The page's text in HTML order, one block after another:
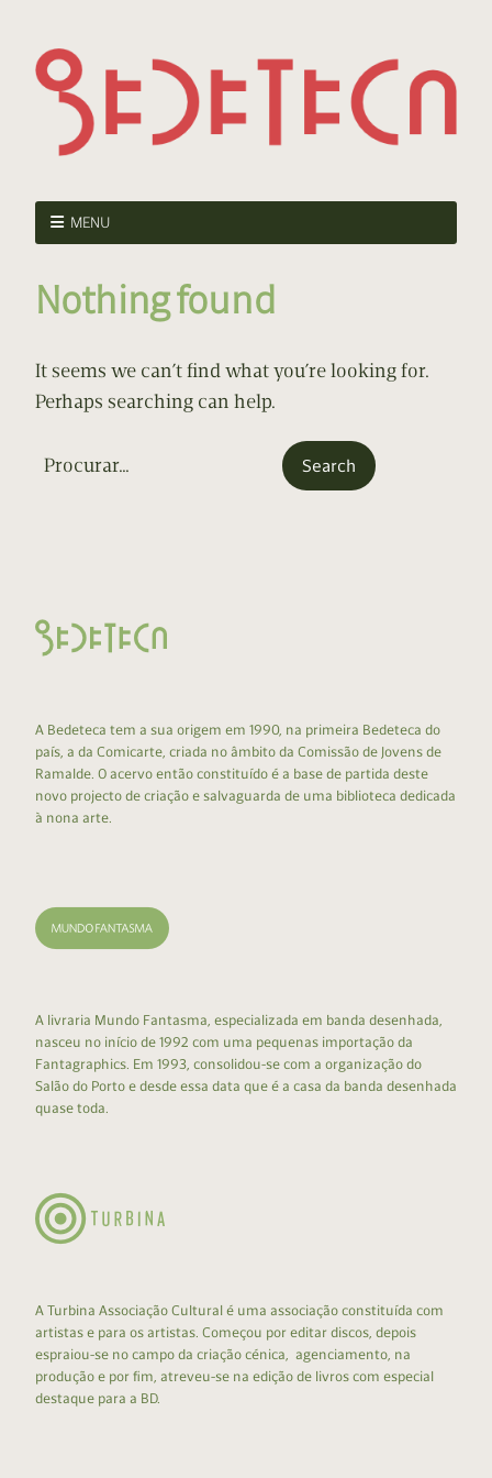
MENU
Nothing found
It seems we can’t find what you’re looking for.
Perhaps searching can help.
A Bedeteca tem a sua origem em 1990, na primeira Bedeteca do
país, a da Comicarte, criada no âmbito da Comissão de Jovens de
Ramalde. O acervo então constituído é a base de partida deste
novo projecto de criação e salvaguarda de uma biblioteca dedicada
à nona arte.
A livraria Mundo Fantasma, especializada em banda desenhada,
nasceu no início de 1992 com uma pequenas importação da
Fantagraphics. Em 1993, consolidou-se com a organização do
Salão do Porto e desde essa data que é a casa da banda desenhada
quase toda.
A Turbina Associação Cultural é uma associação constituída com
artistas e para os artistas. Começou por editar discos, depois
espraiou-se no campo da criação cénica, agenciamento, na
produção e por fim, atreveu-se na edição de livros com especial
destaque para a BD.